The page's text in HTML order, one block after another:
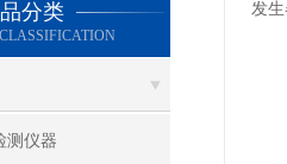
分类
测仪器